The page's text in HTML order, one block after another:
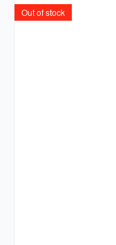
Out of stock